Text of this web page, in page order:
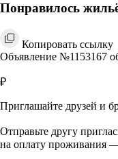
Понравилось
Копировать ссылку
Объявление №1153167
₽
Приглашайте друзей и
Отправьте другу
на оплату проживания